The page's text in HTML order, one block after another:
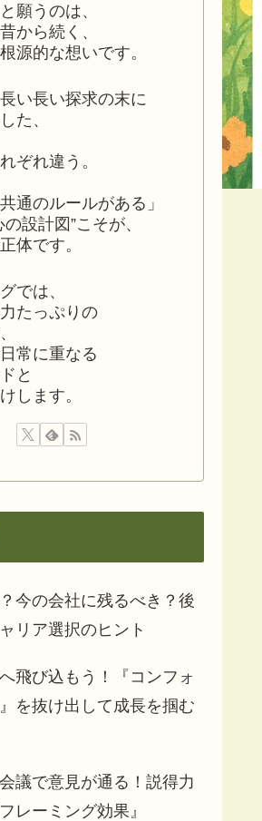
願うのは、
から続く、
源的な想いです。
い長い探求の末に
た、
ぞれ違う。
通のルールがある」
の設計図”こそが、
体です。
では、
たっぷりの
常に重なる
と
します。
今の会社に残るべき？後
リア選択のヒント
飛び込もう！『コンフォ
を抜け出して成長を掴む
議で意見が通る！説得力
レーミング効果』